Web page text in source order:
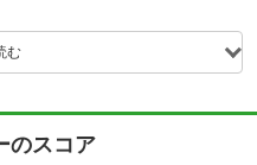
む
のスコア